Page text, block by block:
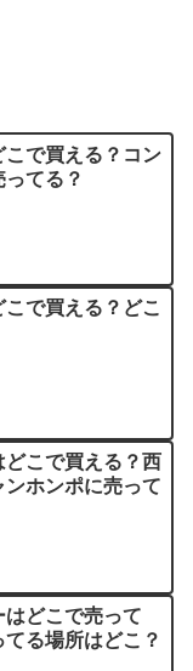
こで買える？コン
ってる？
で買える？どこ
どこで買える？西
ホンポに売って
はどこで売って
る場所はどこ？